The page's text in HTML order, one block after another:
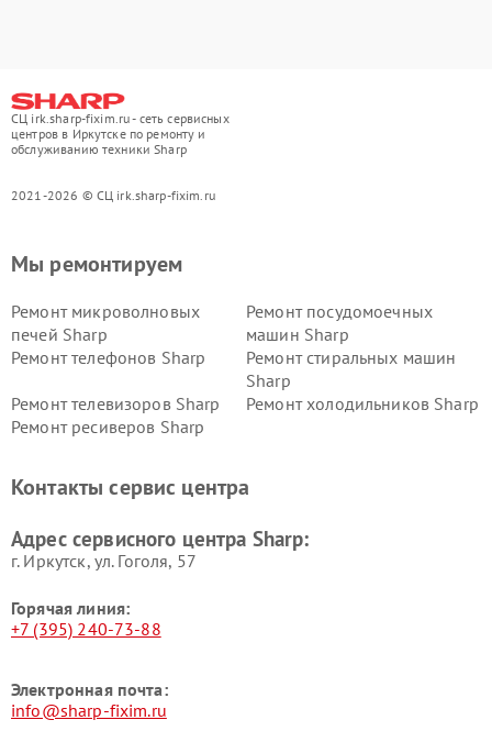
СЦ irk.sharp-fixim.ru - сеть сервисных
центров в Иркутске по ремонту и
обслуживанию техники Sharp
2021-2026 © СЦ irk.sharp-fixim.ru
Мы ремонтируем
Ремонт микроволновых
печей Sharp
Ремонт посудомоечных
машин Sharp
Ремонт телефонов Sharp
Ремонт стиральных машин
Sharp
Ремонт телевизоров Sharp
Ремонт холодильников Sharp
Ремонт ресиверов Sharp
Контакты сервис центра
Адрес сервисного центра Sharp:
г. Иркутск, ул. ​Гоголя, 57
Горячая линия:
+7 (395) 240-73-88
Электронная почта:
info@sharp-fixim.ru